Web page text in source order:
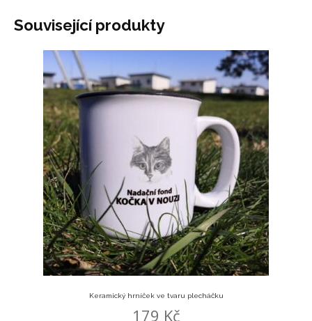
Související produkty
Keramický hrníček ve tvaru plecháčku
179 Kč